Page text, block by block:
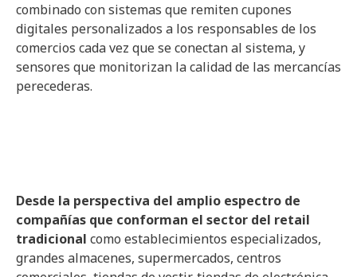
combinado con sistemas que remiten cupones
digitales personalizados a los responsables de los
comercios cada vez que se conectan al sistema, y
sensores que monitorizan la calidad de las mercancías
perecederas.
Desde la perspectiva del amplio espectro de
compañías que conforman el sector del retail
tradicional como establecimientos especializados,
grandes almacenes, supermercados, centros